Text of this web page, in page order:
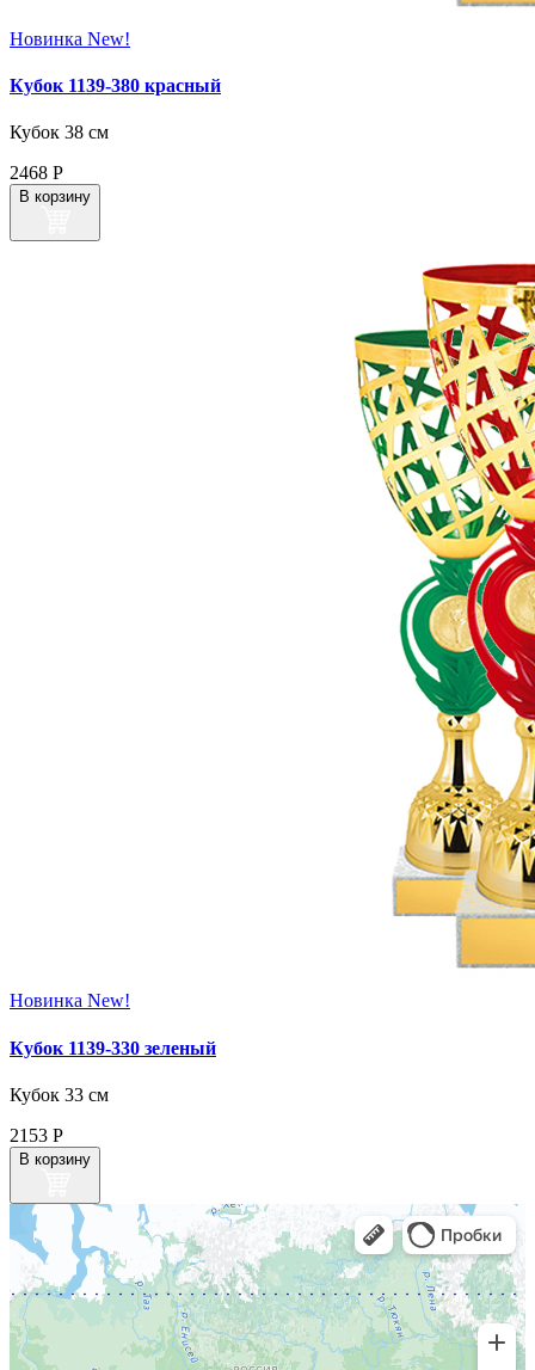
Новинка New!
Кубок 1139-380 красный
Кубок 38 см
2468 Р
В корзину
Новинка New!
Кубок 1139-330 зеленый
Кубок 33 см
2153 Р
В корзину